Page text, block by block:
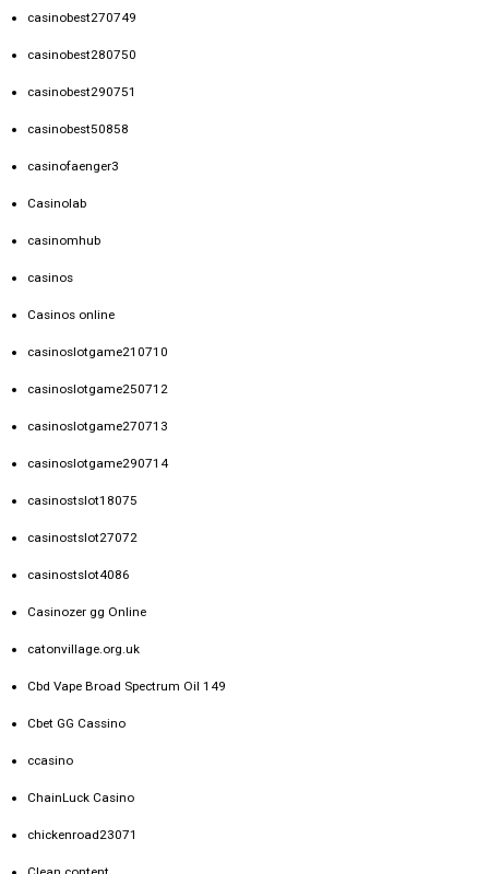
casinobest270749
casinobest280750
casinobest290751
casinobest50858
casinofaenger3
Casinolab
casinomhub
casinos
Casinos online
casinoslotgame210710
casinoslotgame250712
casinoslotgame270713
casinoslotgame290714
casinostslot18075
casinostslot27072
casinostslot4086
Casinozer gg Online
catonvillage.org.uk
Cbd Vape Broad Spectrum Oil 149
Cbet GG Cassino
ccasino
ChainLuck Casino
chickenroad23071